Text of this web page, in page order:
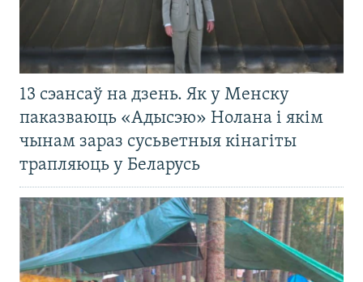
13 сэансаў на дзень. Як у Менску
паказваюць «Адысэю» Нолана і якім
чынам зараз сусьветныя кінагіты
трапляюць у Беларусь